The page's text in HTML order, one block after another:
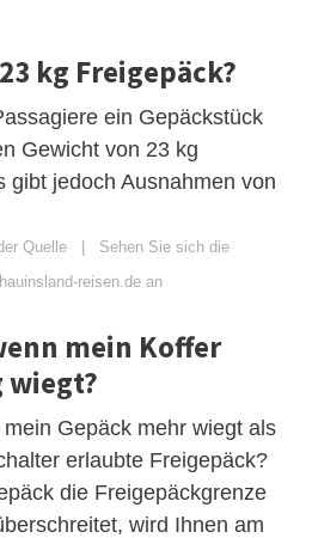
kg Freigepäck?
ein Gepäckstück
Gewicht von 23 kg
gibt jedoch Ausnahmen von
Quelle | Sehen Sie sich die
reisen.de an
mein Koffer
wiegt?
Gepäck mehr wiegt als
erlaubte Freigepäck?
die Freigepäckgrenze
wird Ihnen am